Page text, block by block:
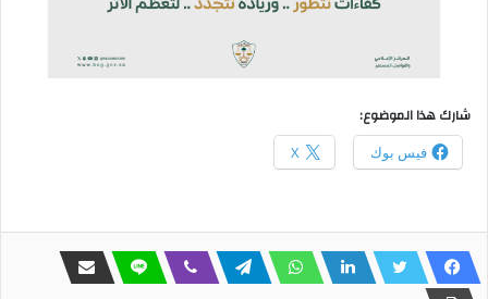
شارك هذا الموضوع:
فيس بوك X